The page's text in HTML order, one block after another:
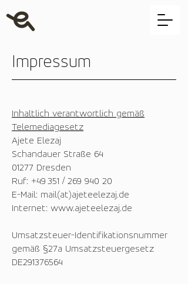
Impressum
Inhaltlich verantwortlich gemäß
Telemediagesetz
Ajete Elezaj
Schandauer Straße 64
01277 Dresden
Ruf: +49 351 / 269 940 20
E-Mail: mail(at)ajeteelezaj.de
Internet: www.ajeteelezaj.de
Umsatzsteuer-Identifikationsnummer
gemäß §27a Umsatzsteuergesetz
DE291376564